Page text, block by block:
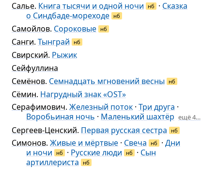
Салье. Книга тысячи и одной ночи нб · Сказка
о Синдбаде-мореходе нб
Самойлов. Сороковые нб
Санги. Тынграй нб
Свирский. Рыжик
Сейфуллина
Семёнов. Семнадцать мгновений весны нб
Сёмин. Нагрудный знак «ОSТ»
Серафимович. Железный поток · Три друга ·
Воробьиная ночь · Маленький шахтёр ещё 4…
Сергеев-Ценский. Первая русская сестра нб
Симонов. Живые и мёртвые · Свеча нб · Дни
и ночи
нб · Русские люди нб · Сын
артиллериста
нб